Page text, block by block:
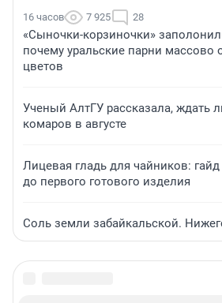
16 часов 7 925 28
«Сыночки-корзиночки»
почему уральские парни массово
цветов
Ученый АлтГУ рассказала, ждать
комаров в августе
Лицевая гладь для чайников: гайд
до первого готового изделия
Соль земли забайкальской.